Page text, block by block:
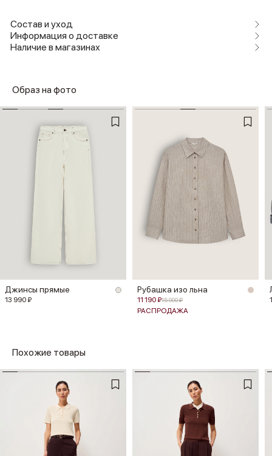
Состав и уход
Информация о доставке
Наличие в магазинах
Образ на фото
Джинсы прямые
13 990 ₽
Рубашка изо льна
11 190 ₽15 990 ₽
РАСПРОДАЖА
Похожие товары